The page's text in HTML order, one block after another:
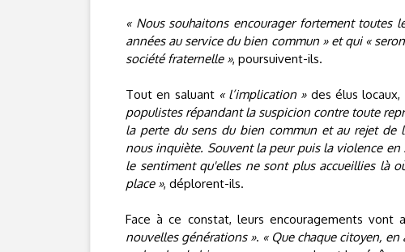
« Nous souhaitons encourager fortement toutes
années au service du bien commun » et qui «
société fraternelle », poursuivent-ils.
Tout en saluant « l’implication »des élus locaux,
populistes répandant la suspicion contre toute
la perte du sens du bien commun et au rejet
nous inquiète. Souvent la peur puis la violence
le sentiment qu'elles ne sont plus accueillies là
place », déplorent-ils.
Face à ce constat, leurs encouragements vont
nouvelles générations ». « Que chaque citoyen,